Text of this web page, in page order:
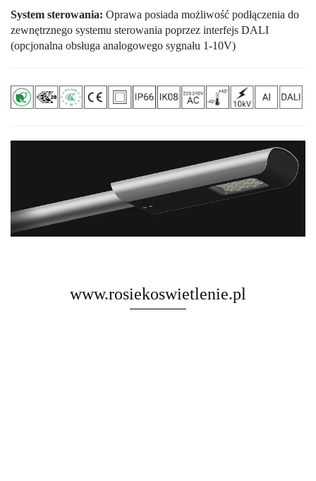
System sterowania: Oprawa posiada możliwość podłączenia do
zewnętrznego systemu sterowania poprzez interfejs DALI
(opcjonalna obsługa analogowego sygnału 1-10V)
www.rosiekoswietlenie.pl